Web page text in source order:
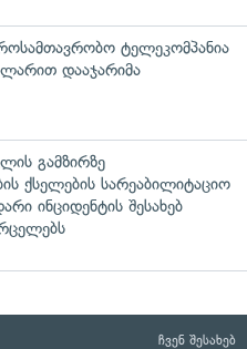
ტელეკომპანია
დააჯარიმა
გამზირზე
ქსელების სარეაბილიტაციო
ინციდენტის შესახებ
ჩვენ შესახებ